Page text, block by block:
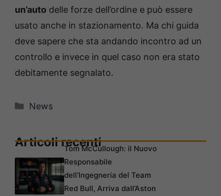
un’auto delle forze dell’ordine e può essere
usato anche in stazionamento. Ma chi guida
deve sapere che sta andando incontro ad un
controllo e invece in quel caso non era stato
debitamente segnalato.
Categorie
News
Articoli recentiTom McCullough: il Nuovo
Responsabile
dell’Ingegneria del Team
Red Bull, Arriva dall’Aston